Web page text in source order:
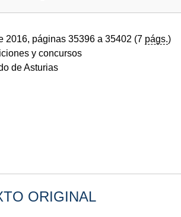
2016, páginas 35396 a 35402 (7 págs.)
y concursos
de Asturias
ORIGINAL